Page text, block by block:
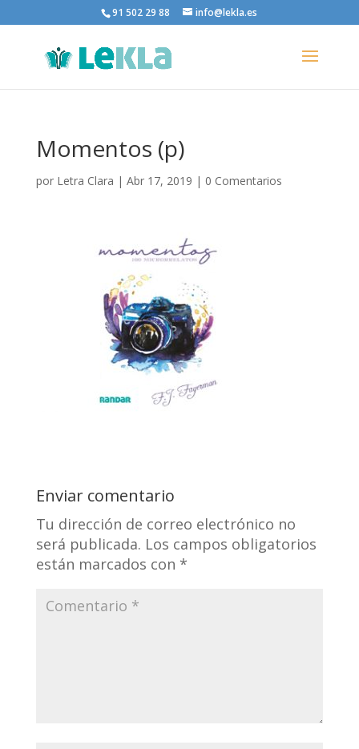
91 502 29 88 info@lekla.es
Momentos (p)
por Letra Clara | Abr 17, 2019 | 0 Comentarios
Enviar comentario
Tu dirección de correo electrónico no
será publicada. Los campos obligatorios
están marcados con *